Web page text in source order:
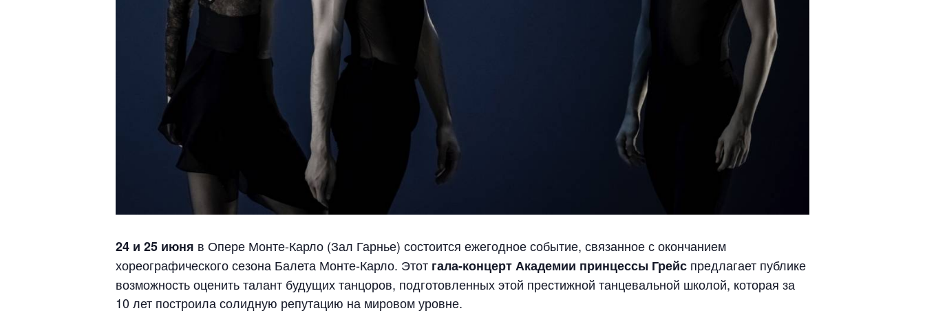
24 и 25 июня в Опере Монте-Карло (Зал Гарнье) состоится ежегодное событие, связанное с окончанием
хореографического сезона Балета Монте-Карло. Этот гала-концерт Академии принцессы Грейс предлагает публике
возможность оценить талант будущих танцоров, подготовленных этой престижной танцевальной школой, которая за
10 лет построила солидную репутацию на мировом уровне.